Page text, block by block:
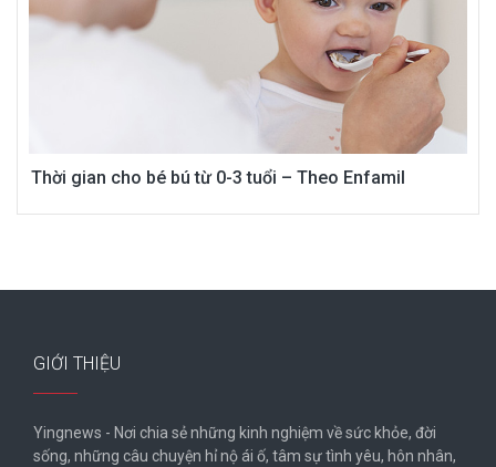
Thời gian cho bé bú từ 0-3 tuổi – Theo Enfamil
GIỚI THIỆU
Yingnews - Nơi chia sẻ những kinh nghiệm về sức khỏe, đời
sống, những câu chuyện hỉ nộ ái ố, tâm sự tình yêu, hôn nhân,